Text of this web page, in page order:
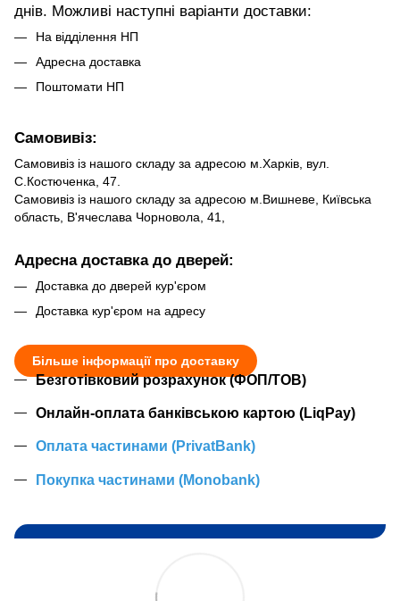
днів. Можливі наступні варіанти доставки:
На відділення НП
Адресна доставка
Поштомати НП
Самовивіз:
Самовивіз із нашого складу за адресою м.Харків, вул.
С.Костюченка, 47.
Самовивіз із нашого складу за адресою м.Вишневе, Київська
область, В'ячеслава Чорновола, 41,
Адресна доставка до дверей:
Доставка до дверей кур'єром
Доставка кур'єром на адресу
Більше інформації про доставку
Безготівковий розрахунок (ФОП/ТОВ)
Онлайн-оплата банківською картою (LiqPay)
Оплата частинами (PrivatBank)
Покупка частинами (Monobank)